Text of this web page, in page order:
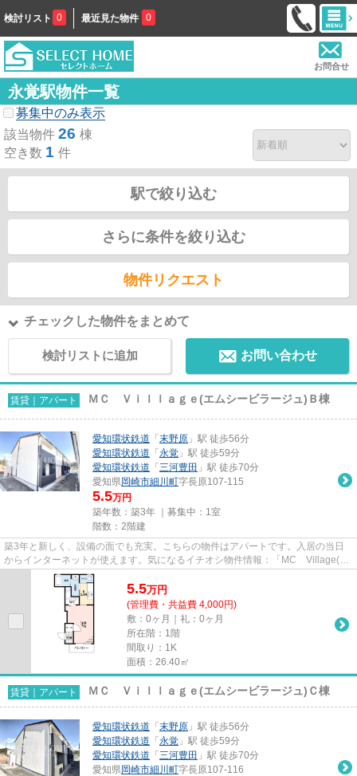
検討リスト 0 最近見た物件 0
お問合せ
永覚駅物件一覧
募集中のみ表示
該当物件 26 棟
空き数 1 件
駅で絞り込む
さらに条件を絞り込む
物件リクエスト
チェックした物件をまとめて
検討リストに追加 お問い合わせ
賃貸｜アパート ＭＣ Ｖｉｌｌａｇｅ(エムシービラージュ)Ｂ棟
愛知環状鉄道 「 末野原 」駅 徒歩56分
愛知環状鉄道 「 永覚 」駅 徒歩59分
愛知環状鉄道 「 三河豊田 」駅 徒歩70分
愛知県岡崎市細川町字長原107-115
5.5万円
築年数：築3年 ｜募集中： 1室
階数：2階建
築3年と新しく、設備の面でも充実。こちらの物件はアパートです。入居の当日
からインターネットが使えます。気になるイチオシ物件情報：「MC Village(エ
ムシービラージュ)B棟」。岡崎...
5.5万円
(管理費・共益費 4,000円)
敷：0ヶ月｜礼：0ヶ月
所在階：1階
間取り：1K
面積：26.40㎡
賃貸｜アパート ＭＣ Ｖｉｌｌａｇｅ(エムシービラージュ)Ｃ棟
愛知環状鉄道 「 末野原 」駅 徒歩56分
愛知環状鉄道 「 永覚 」駅 徒歩59分
愛知環状鉄道 「 三河豊田 」駅 徒歩70分
愛知県岡崎市細川町字長原107-116